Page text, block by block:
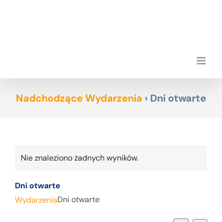
Nadchodzące Wydarzenia › Dni otwarte
Powiadomienie
Nie znaleziono żadnych wyników.
Dni otwarte
WydarzeniaDni otwarte